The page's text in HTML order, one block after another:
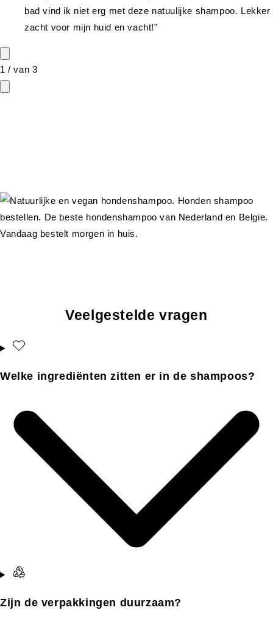
bad vind ik niet erg met deze natuulijke shampoo. Lekker
zacht voor mijn huid en vacht!"
1 /van 3
Veelgestelde vragen
Welke ingrediënten zitten er in de shampoos?
Zijn de verpakkingen duurzaam?